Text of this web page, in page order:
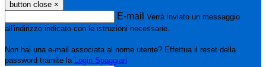
button close ×
E-mail Verrà inviato un messaggio
all'indirizzo indicato con le istruzioni necessarie.
Non hai una e-mail associata al nome utente? Effettua il reset della
password tramite la Login Spaggiari